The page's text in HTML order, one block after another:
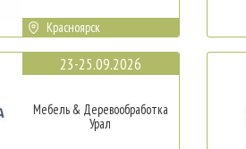
Красноярск
23-25.09.2026
Мебель & Деревообработка
Урал